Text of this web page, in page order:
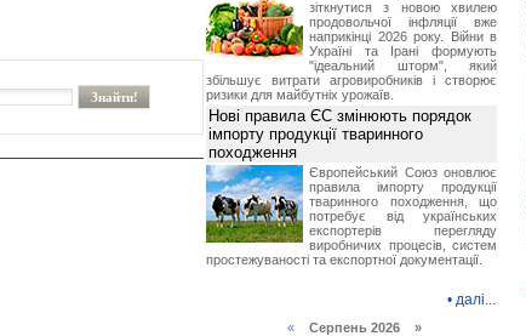
зіткнутися з новою хвилею
продовольчої інфляції вже
наприкінці 2026 року. Війни в
Україні та Ірані формують
"ідеальний шторм", який
збільшує витрати агровиробників і створює
ризики для майбутніх урожаїв.
Нові правила ЄС змінюють порядок
імпорту продукції тваринного
походження
Європейський Союз оновлює
правила імпорту продукції
тваринного походження, що
потребує від українських
експортерів перегляду
виробничих процесів, систем
простежуваності та експортної документації.
• далі...
«Серпень 2026 »